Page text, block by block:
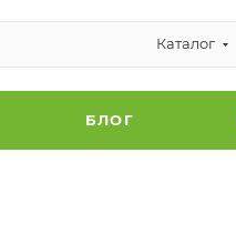
Каталог
БЛОГ